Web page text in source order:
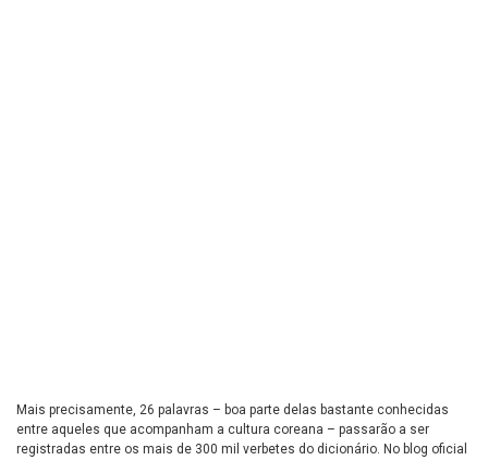
Mais precisamente, 26 palavras – boa parte delas bastante conhecidas
entre aqueles que acompanham a cultura coreana – passarão a ser
registradas entre os mais de 300 mil verbetes do dicionário. No blog oficial